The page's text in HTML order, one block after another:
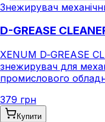
Знежирувач
D-GREASE
XENUM D‑GREASE
знежирувач для
промислового
379 грн
Купити